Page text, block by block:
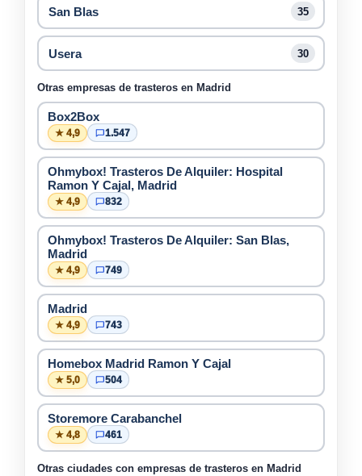
San Blas 35
Usera 30
Otras empresas de trasteros en Madrid
Box2Box
★ 4,9 1.547
Ohmybox! Trasteros De Alquiler: Hospital
Ramon Y Cajal, Madrid
★ 4,9 832
Ohmybox! Trasteros De Alquiler: San Blas,
Madrid
★ 4,9 749
Madrid
★ 4,9 743
Homebox Madrid Ramon Y Cajal
★ 5,0 504
Storemore Carabanchel
★ 4,8 461
Otras ciudades con empresas de trasteros en Madrid